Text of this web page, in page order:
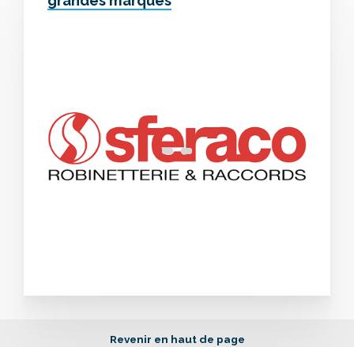
Revenir en haut de page